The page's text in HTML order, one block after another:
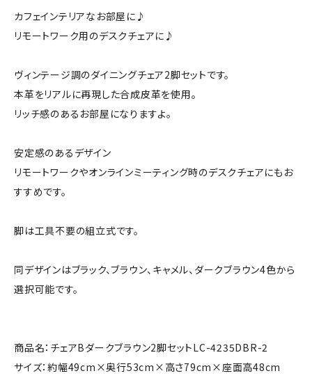
カフェインテリアなお部屋に♪
リモートワーク用のデスクチェアに♪
ヴィンテージ調のダイニングチェア2脚セットです。
本革をリアルに再現した合成皮革を使用。
リッチ感のあるお部屋になりますよ。
安定感のあるデザイン
リモートワークやオンラインミーティング時のデスクチェアにもお
すすめです。
脚は工具不要の組立式です。
同デザインはブラック、ブラウン、キャメル、ダークブラウン4色から
選択可能です。
商品名：チェアBダークブラウン2脚セットLC-4235DBR-2
サイズ：約幅49cm×奥行53cm×高さ79cm×座面高48cm